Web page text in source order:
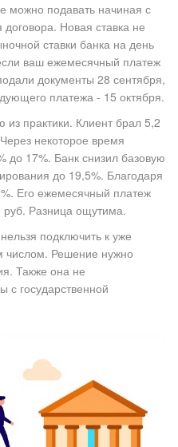
можно подавать начиная с
Новая ставка не
ставки банка на день
ваш ежемесячный платеж
документы 28 сентября,
платежа - 15 октября.
практики. Клиент брал 5,2
некоторое время
до 17%. Банк снизил базовую
до 19,5%. Благодаря
Его ежемесячный платеж
руб. Разница ощутима.
подключить к уже
числом. Решение нужно
Также она не
с государственной